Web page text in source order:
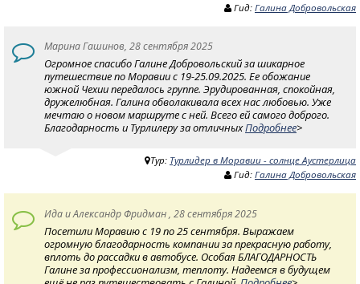
Гид: Галина Добровольская
Марина Гашинов, 28 сентября 2025
Огромное спасибо Галине Добровольский за шикарное
путешествие по Моравии с 19-25.09.2025. Ее обожание
южной Чехии передалось группе. Эрудированная, спокойная,
дружелюбная. Галина обволакивала всех нас любовью. Уже
мечтаю о новом маршруте с ней. Всего ей самого доброго.
Благодарность и Турлилеру за отличныхПодробнее>
Тур: Турлидер в Моравии - солнце Аустерлица
Гид: Галина Добровольская
Ида и Александр Фридман , 28 сентября 2025
Посетили Моравию с 19 по 25 сентября. Выражаем
огромную благодарность компании за прекрасную работу,
вплоть до рассадки в автобусе. Особая БЛАГОДАРНОСТЬ
Галине за профессионализм, теплоту. Надеемся в будущем